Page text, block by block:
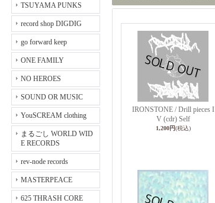
TSUYAMA PUNKS
record shop DIGDIG
go forward keep
ONE FAMILY
NO HEROES
SOUND OR MUSIC
YouSCREAM clothing
まるごし WORLD WID
E RECORDS
rev-node records
MASTERPEACE
625 THRASH CORE
IRONSTONE / Drill pieces I
V (cdr) Self
1,200円(税込)